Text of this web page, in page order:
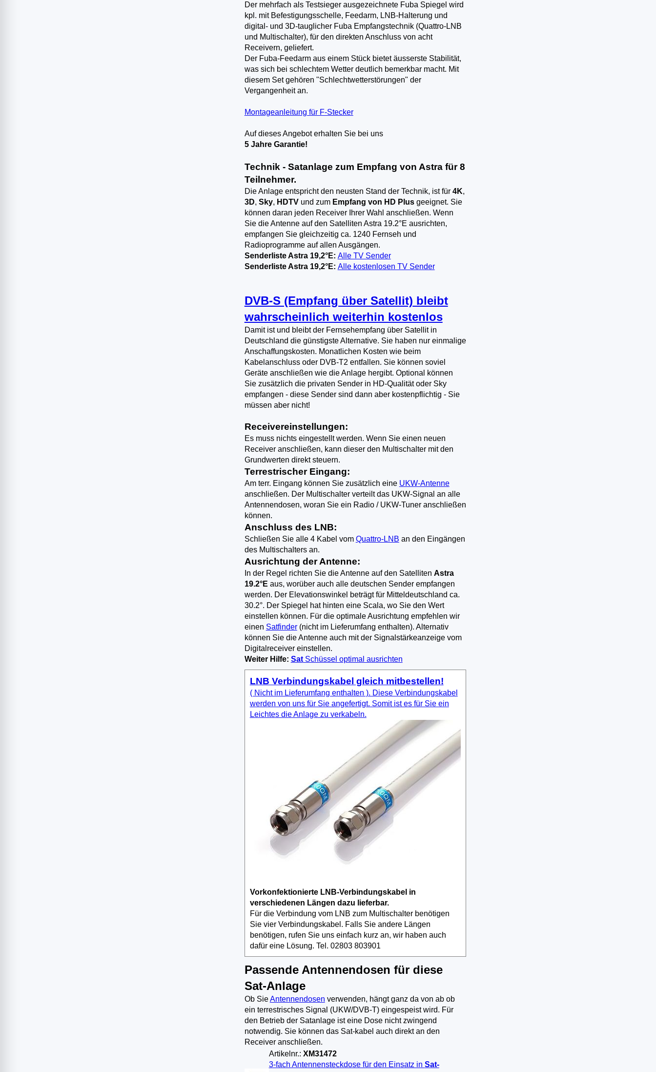
Der mehrfach als Testsieger ausgezeichnete Fuba Spiegel wird
kpl. mit Befestigungsschelle, Feedarm, LNB-Halterung und
digital- und 3D-tauglicher Fuba Empfangstechnik (Quattro-LNB
und Multischalter), für den direkten Anschluss von acht
Receivern, geliefert.
Der Fuba-Feedarm aus einem Stück bietet äusserste Stabilität,
was sich bei schlechtem Wetter deutlich bemerkbar macht. Mit
diesem Set gehören "Schlechtwetterstörungen" der
Vergangenheit an.
Montageanleitung für F-Stecker
Auf dieses Angebot erhalten Sie bei uns
5 Jahre Garantie!
Technik - Satanlage zum Empfang von Astra für 8
Teilnehmer.
Die Anlage entspricht den neusten Stand der Technik, ist für 4K,
3D, Sky, HDTVund zum Empfang von HD Plusgeeignet. Sie
können daran jeden Receiver Ihrer Wahl anschließen. Wenn
Sie die Antenne auf den Satelliten Astra 19.2°E ausrichten,
empfangen Sie gleichzeitig ca. 1240 Fernseh und
Radioprogramme auf allen Ausgängen.
Senderliste Astra 19,2°E: Alle TV Sender
Senderliste Astra 19,2°E: Alle kostenlosen TV Sender
DVB-S (Empfang über Satellit) bleibt
wahrscheinlich weiterhin kostenlos
Damit ist und bleibt der Fernsehempfang über Satellit in
Deutschland die günstigste Alternative. Sie haben nur einmalige
Anschaffungskosten. Monatlichen Kosten wie beim
Kabelanschluss oder DVB-T2 entfallen. Sie können soviel
Geräte anschließen wie die Anlage hergibt. Optional können
Sie zusätzlich die privaten Sender in HD-Qualität oder Sky
empfangen - diese Sender sind dann aber kostenpflichtig - Sie
müssen aber nicht!
Receivereinstellungen:
Es muss nichts eingestellt werden. Wenn Sie einen neuen
Receiver anschließen, kann dieser den Multischalter mit den
Grundwerten direkt steuern.
Terrestrischer Eingang:
Am terr. Eingang können Sie zusätzlich eine UKW-Antenne
anschließen. Der Multischalter verteilt das UKW-Signal an alle
Antennendosen, woran Sie ein Radio / UKW-Tuner anschließen
können.
Anschluss des LNB:
Schließen Sie alle 4 Kabel vom Quattro-LNB an den Eingängen
des Multischalters an.
Ausrichtung der Antenne:
In der Regel richten Sie die Antenne auf den Satelliten Astra
19.2°E aus, worüber auch alle deutschen Sender empfangen
werden. Der Elevationswinkel beträgt für Mitteldeutschland ca.
30.2°. Der Spiegel hat hinten eine Scala, wo Sie den Wert
einstellen können. Für die optimale Ausrichtung empfehlen wir
einen Satfinder(nicht im Lieferumfang enthalten). Alternativ
können Sie die Antenne auch mit der Signalstärkeanzeige vom
Digitalreceiver einstellen.
Weiter Hilfe: SatSchüssel optimal ausrichten
LNB Verbindungskabel gleich mitbestellen!
( Nicht im Lieferumfang enthalten ). Diese Verbindungskabel
werden von uns für Sie angefertigt. Somit ist es für Sie ein
Leichtes die Anlage zu verkabeln.
Vorkonfektionierte LNB-Verbindungskabel in
verschiedenen Längen dazu lieferbar.
Für die Verbindung vom LNB zum Multischalter benötigen
Sie vier Verbindungskabel. Falls Sie andere Längen
benötigen, rufen Sie uns einfach kurz an, wir haben auch
dafür eine Lösung. Tel. 02803 803901
Passende Antennendosen für diese
Sat-Anlage
Ob SieAntennendosen verwenden, hängt ganz da von ab ob
ein terrestrisches Signal (UKW/DVB-T) eingespeist wird. Für
den Betrieb der Satanlage ist eine Dose nicht zwingend
notwendig. Sie können das Sat-kabel auch direkt an den
Receiver anschließen.
Artikelnr.: XM31472
3-fach Antennensteckdose für den Einsatz in Sat-